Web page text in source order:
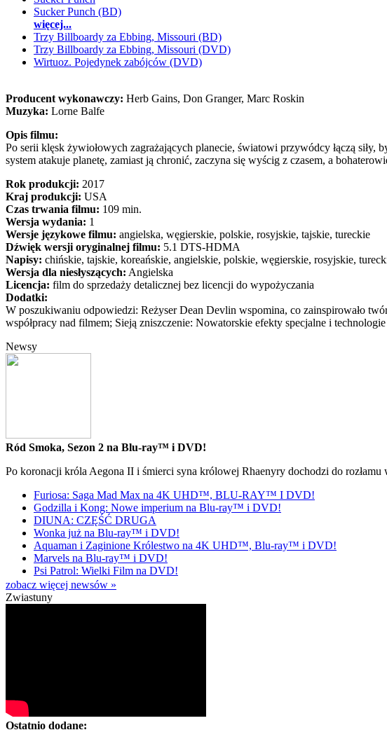
Sucker Punch (BD)
więcej...
Trzy Billboardy za Ebbing, Missouri (BD)
Trzy Billboardy za Ebbing, Missouri (DVD)
Wirtuoz. Pojedynek zabójców (DVD)
Producent wykonawczy: Herb Gains, Don Granger, Marc Roskin
Muzyka: Lorne Balfe
Opis filmu:
Po serii klęsk żywiołowych zagrażających planecie, światowi przywódcy łączą
system atakuje planetę, zamiast ją chronić, zaczyna się wyścig z czasem, a
Rok produkcji: 2017
Kraj produkcji: USA
Czas trwania filmu: 109 min.
Wersja wydania: 1
Wersje językowe filmu: angielska, węgierskie, polskie, rosyjskie, tajskie, tureckie
Dźwięk wersji oryginalnej filmu: 5.1 DTS-HDMA
Napisy: chińskie, tajskie, koreańskie, angielskie, polskie, węgierskie, rosyjskie,
Wersja dla niesłyszących: Angielska
Licencja: film do sprzedaży detalicznej bez licencji do wypożyczania
Dodatki:
W poszukiwaniu odpowiedzi: Reżyser Dean Devlin wspomina, co zainspirowało
współpracy nad filmem; Sieją zniszczenie: Nowatorskie efekty specjalne i
Newsy
Ród Smoka, Sezon 2 na Blu-ray™ i DVD!
Po koronacji króla Aegona II i śmierci syna królowej Rhaenyry dochodzi do
Furiosa: Saga Mad Max na 4K UHD™, BLU-RAY™ I DVD!
Godzilla i Kong: Nowe imperium na Blu-ray™ i DVD!
DIUNA: CZĘŚĆ DRUGA
Wonka już na Blu-ray™ i DVD!
Aquaman i Zaginione Królestwo na 4K UHD™, Blu-ray™ i DVD!
Marvels na Blu-ray™ i DVD!
Psi Patrol: Wielki Film na DVD!
zobacz więcej newsów »
Zwiastuny
Ostatnio dodane: